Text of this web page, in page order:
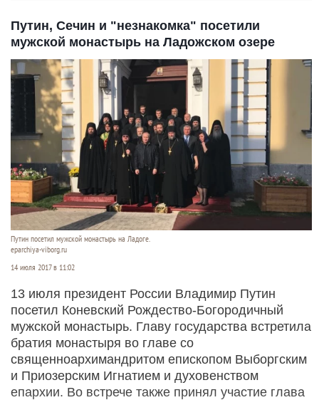
Путин, Сечин и "незнакомка" посетили
мужской монастырь на Ладожском озере
Путин посетил мужской монастырь на Ладоге.
eparchiya-viborg.ru
14 июля 2017 в 11:02
13 июля президент России Владимир Путин
посетил Коневский Рождество-Богородичный
мужской монастырь. Главу государства встретила
братия монастыря во главе со
священноархимандритом епископом Выборгским
и Приозерским Игнатием и духовенством
епархии. Во встрече также принял участие глава